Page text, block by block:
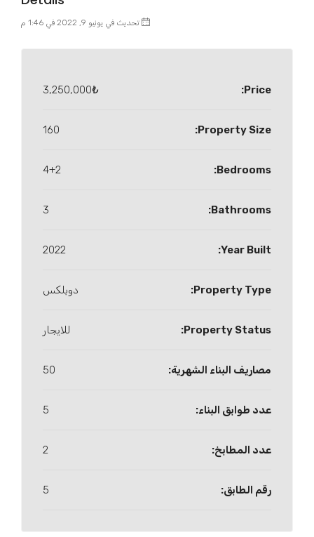
تحديث في يونيو 9, 2022 في 1:46 م
Price:
3,250,000₺
Property Size:
160
Bedrooms:
4+2
Bathrooms:
3
Year Built:
2022
Property Type: دوبلكس
Property Status: للايجار
مصاريف البناء الشهرية: 50
عدد طوابق البناء: 5
عدد المطابخ: 2
رقم الطابق: 5